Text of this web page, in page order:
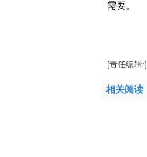
需要。
[责任编辑:]
相关阅读